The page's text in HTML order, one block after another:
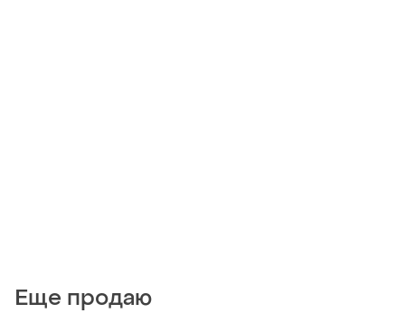
Еще продаю